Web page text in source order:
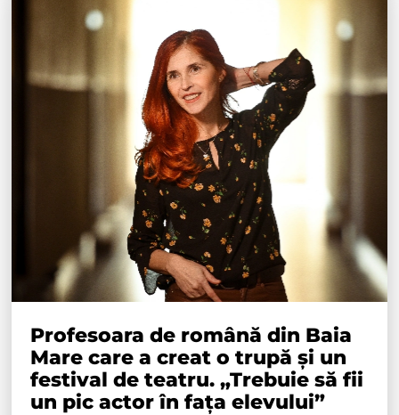
Profesoara de română din Baia
Mare care a creat o trupă și un
festival de teatru. „Trebuie să fii
un pic actor în fața elevului”